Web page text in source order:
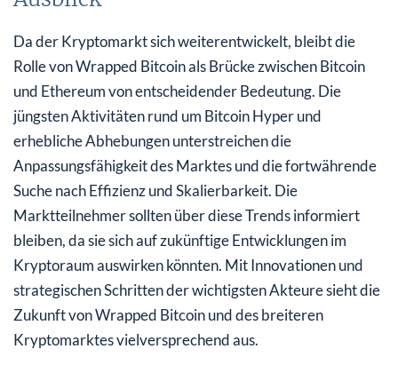
Da der Kryptomarkt sich weiterentwickelt, bleibt die
Rolle von Wrapped Bitcoin als Brücke zwischen Bitcoin
und Ethereum von entscheidender Bedeutung. Die
jüngsten Aktivitäten rund um Bitcoin Hyper und
erhebliche Abhebungen unterstreichen die
Anpassungsfähigkeit des Marktes und die fortwährende
Suche nach Effizienz und Skalierbarkeit. Die
Marktteilnehmer sollten über diese Trends informiert
bleiben, da sie sich auf zukünftige Entwicklungen im
Kryptoraum auswirken könnten. Mit Innovationen und
strategischen Schritten der wichtigsten Akteure sieht die
Zukunft von Wrapped Bitcoin und des breiteren
Kryptomarktes vielversprechend aus.